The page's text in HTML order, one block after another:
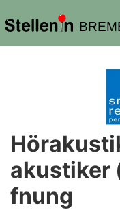
akustiker
fnung